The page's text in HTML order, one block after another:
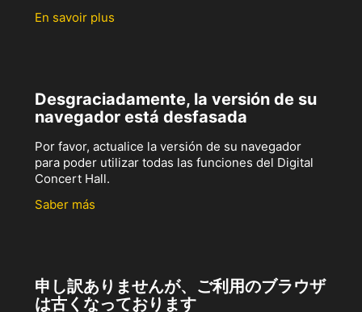
En savoir plus
Desgraciadamente, la versión de su
navegador está desfasada
Por favor, actualice la versión de su navegador
para poder utilizar todas las funciones del Digital
Concert Hall.
Saber más
申し訳ありませんが、ご利用のブラウザ
は古くなっております